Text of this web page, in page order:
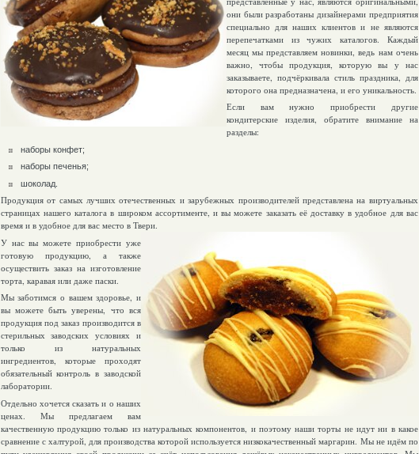
они были разработаны дизайнерами предприятия
специально для наших клиентов и не являются
перепечатками из чужих каталогов. Каждый
месяц мы представляем новинки, ведь нам очень
важно, чтобы продукция, которую вы у нас
заказываете, подчёркивала стиль праздника, для
которого она предназначена, и его уникальность.
Если вам нужно приобрести другие
кондитерские изделия, обратите внимание на
разделы:
наборы конфет;
наборы печенья;
шоколад.
Продукция от самых лучших отечественных и зарубежных производителей представлена на виртуальных
страницах нашего каталога в широком ассортименте, и вы можете заказать её доставку в удобное для вас
время и в удобное для вас место в Твери.
У нас вы можете приобрести уже
готовую продукцию, а также
осуществить заказ на изготовление
торта, каравая или даже паски.
Мы заботимся о вашем здоровье, и
вы можете быть уверены, что вся
продукция под заказ производится в
стерильных заводских условиях и
только из натуральных
ингредиентов, которые проходят
обязательный контроль в заводской
лаборатории.
Отдельно хочется сказать и о наших
ценах. Мы предлагаем вам
качественную продукцию только из натуральных компонентов, и поэтому наши торты не идут ни в какое
сравнение с халтурой, для производства которой используется низкокачественный маргарин. Мы не идём по